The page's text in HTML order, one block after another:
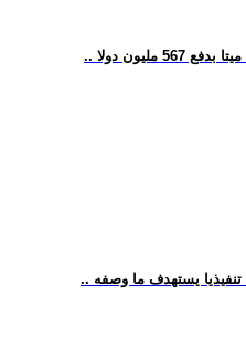
مليون دولا
تنفيذيا يستهدف ما وصفه